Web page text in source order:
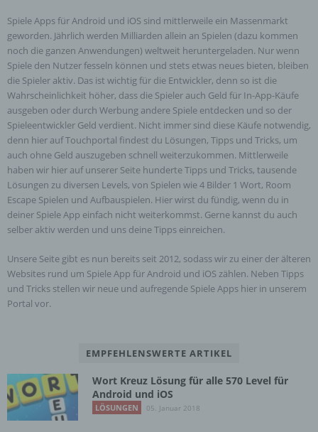
Spiele Apps für Android und iOS sind mittlerweile ein Massenmarkt
geworden. Jährlich werden Milliarden allein an Spielen (dazu kommen
noch die ganzen Anwendungen) weltweit heruntergeladen. Nur wenn
Spiele den Nutzer fesseln können und stets etwas neues bieten, bleiben
die Spieler aktiv. Das ist wichtig für die Entwickler, denn so ist die
Wahrscheinlichkeit höher, dass die Spieler auch Geld für In-App-Käufe
ausgeben oder durch Werbung andere Spiele entdecken und so der
Spieleentwickler Geld verdient. Nicht immer sind diese Käufe notwendig,
denn hier auf Touchportal findest du Lösungen, Tipps und Tricks, um
auch ohne Geld auszugeben schnell weiterzukommen. Mittlerweile
haben wir hier auf unserer Seite hunderte Tipps und Tricks, tausende
Lösungen zu diversen Levels, von Spielen wie 4 Bilder 1 Wort, Room
Escape Spielen und Aufbauspielen. Hier wirst du fündig, wenn du in
deiner Spiele App einfach nicht weiterkommst. Gerne kannst du auch
selber aktiv werden und uns deine Tipps einreichen.
Unsere Seite gibt es nun bereits seit 2012, sodass wir zu einer der älteren
Websites rund um Spiele App für Android und iOS zählen. Neben Tipps
und Tricks stellen wir neue und aufregende Spiele Apps hier in unserem
Portal vor.
EMPFEHLENSWERTE ARTIKEL
Wort Kreuz Lösung für alle 570 Level für
Android und iOS
LÖSUNGEN 05. Januar 2018
Die Internetseite enthält aufgrund von gesetzlichen
Vorschriften Angaben, die eine schnelle
elektronische Kontaktaufnahme zu unserem
Unternehmen sowie eine unmittelbare
Kommunikation mit uns ermöglichen, was
ebenfalls eine allgemeine Adresse der
sogenannten elektronischen Post (E-Mail-
Adresse) umfasst. Sofern eine betroffene Person
per E-Mail oder über ein Kontaktformular den
Kontakt mit dem für die Verarbeitung
Verantwortlichen aufnimmt, werden die von der
betroffenen Person übermittelten
personenbezogenen Daten automatisch
gespeichert. Solche auf freiwilliger Basis von einer
betroffenen Person an den für die Verarbeitung
personenbezogenen Daten werden für Zwecke der
Bearbeitung oder der Kontaktaufnahme zur
betroffenen Person gespeichert. Es erfolgt keine
Weitergabe dieser personenbezogenen Daten an
Dritte.
Kommentarfunktion im Blog auf der Internetseite
Wir bieten den Nutzern auf einem Blog, der sich
auf der Internetseite des für die Verarbeitung
Verantwortlichen befindet, die Möglichkeit,